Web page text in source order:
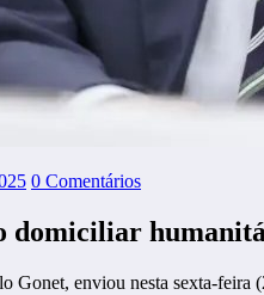
0 Comentários
domiciliar
Gonet, enviou nesta sexta-feira